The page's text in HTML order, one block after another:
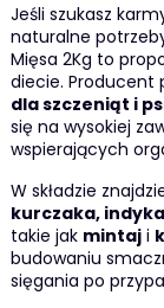
Jeśli szukasz
naturalne
Mięsa 2Kg to
diecie. Producent
dla szczeniąt i
się na wysokiej
wspierających
W składzie
kurczaka,
takie jak mintaji
budowaniu
sięgania po